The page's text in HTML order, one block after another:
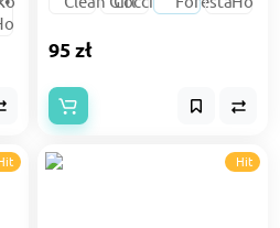
95 zł
Hit